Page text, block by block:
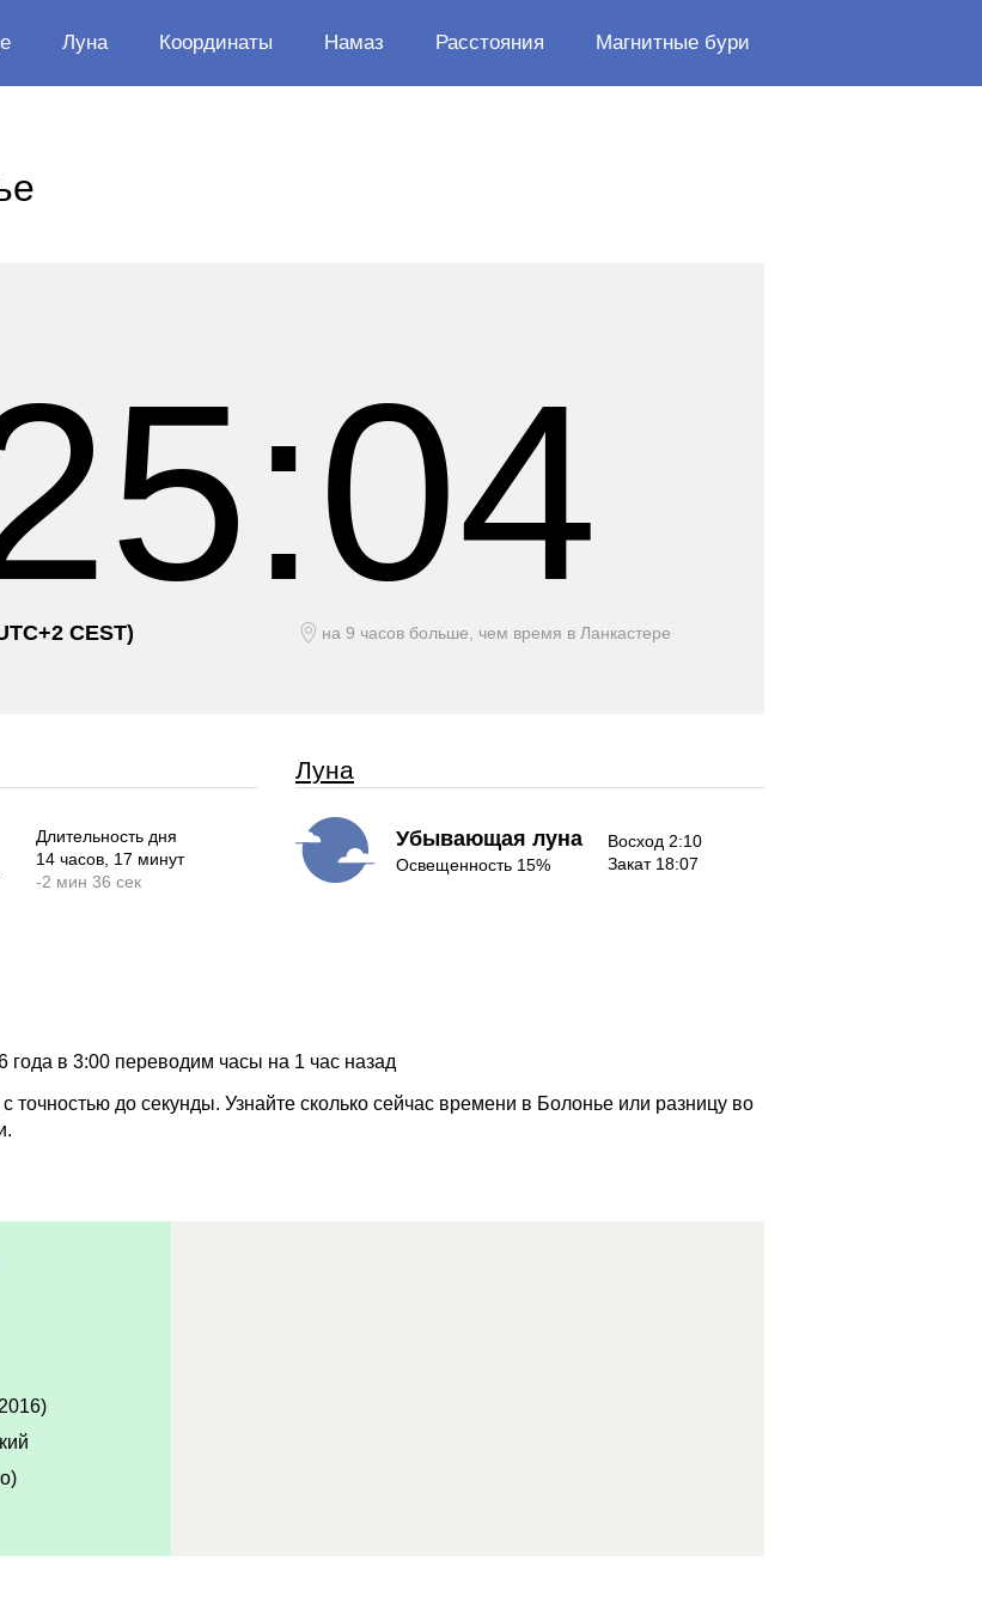
Луна Координаты Намаз Расстояния Магнитные бури
2 CEST) на 9 часов больше, чем время в Ланкастере
Длительность дня
14 часов, 17 минут
-2 мин 36 сек
Луна
Убывающая луна
Освещенность 15%
Восход 2:10
Закат 18:07
в 3:00 переводим часы на 1 час назад
до секунды. Узнайте сколько сейчас времени в Болонье или разницу во